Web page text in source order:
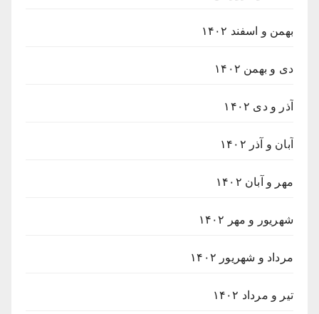
بهمن و اسفند ۱۴۰۲
دی و بهمن ۱۴۰۲
آذر و دی ۱۴۰۲
آبان و آذر ۱۴۰۲
مهر و آبان ۱۴۰۲
شهریور و مهر ۱۴۰۲
مرداد و شهریور ۱۴۰۲
تیر و مرداد ۱۴۰۲